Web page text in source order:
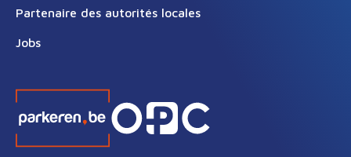
Partenaire des autorités locales
Jobs